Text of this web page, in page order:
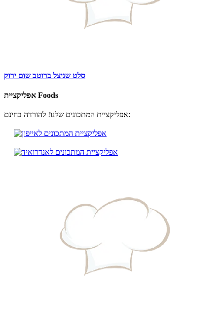
סלט שניצל ברוטב שום ירוק
אפליקציית Foods
אפליקציית המתכונים שלנו! להורדה בחינם: